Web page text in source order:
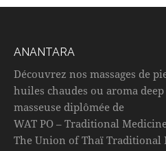
ANANTARA
Découvrez nos massages de
huiles chaudes ou aroma
masseuse diplômée de
WAT PO – Traditional
The Union of Thaï Traditional